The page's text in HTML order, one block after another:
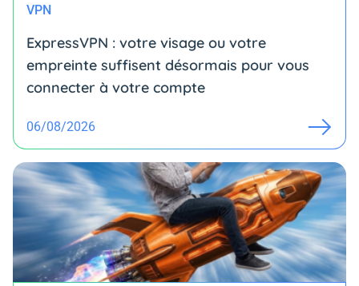
VPN
ExpressVPN : votre visage ou votre
empreinte suffisent désormais pour vous
connecter à votre compte
06/08/2026